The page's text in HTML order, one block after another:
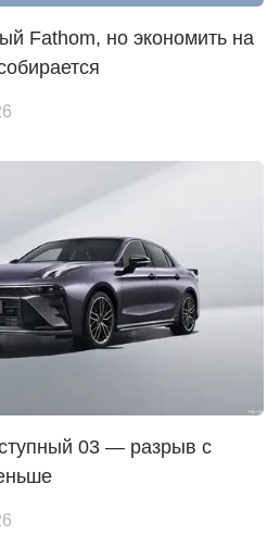
Fathom, но экономить на
03 — разрыв с